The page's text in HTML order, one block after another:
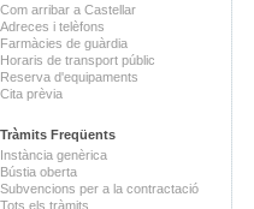
Com arribar a Castellar
Adreces i telèfons
Farmàcies de guàrdia
Horaris de transport públic
Reserva d'equipaments
Cita prèvia
Tràmits Freqüents
Instància genèrica
Bústia oberta
Subvencions per a la contractació
Tots els tràmits